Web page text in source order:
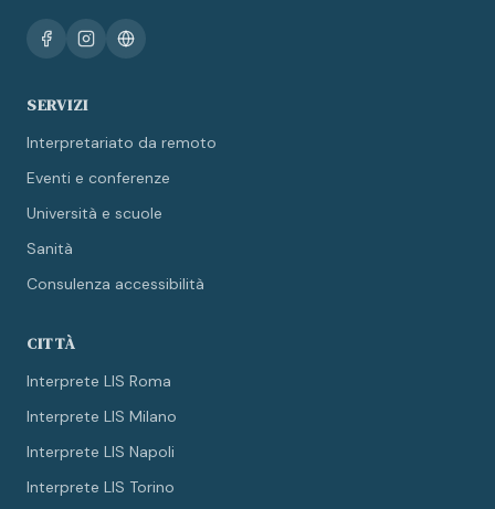
SERVIZI
Interpretariato da remoto
Eventi e conferenze
Università e scuole
Sanità
Consulenza accessibilità
CITTÀ
Interprete LIS Roma
Interprete LIS Milano
Interprete LIS Napoli
Interprete LIS Torino